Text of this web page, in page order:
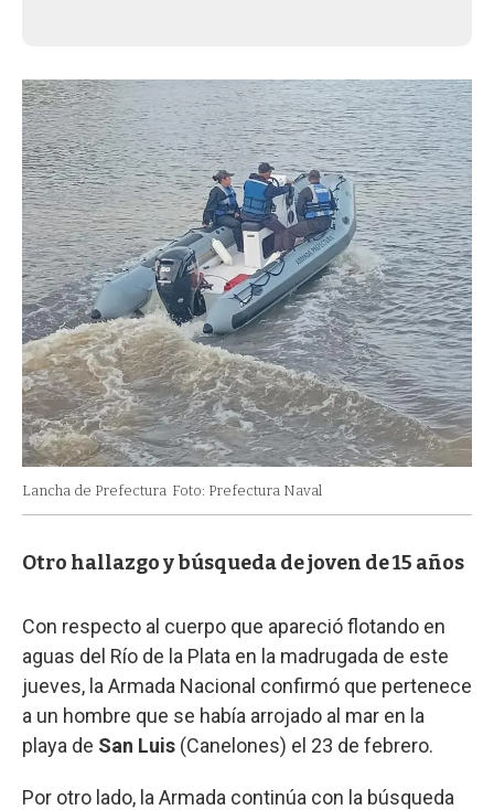
Lancha de Prefectura Foto: Prefectura Naval
Otro hallazgo y búsqueda de joven de 15 años
Con respecto al cuerpo que apareció flotando en
aguas del Río de la Plata en la madrugada de este
jueves, la Armada Nacional confirmó que pertenece
a un hombre que se había arrojado al mar en la
playa de San Luis (Canelones) el 23 de febrero.
Por otro lado, la Armada continúa con la búsqueda